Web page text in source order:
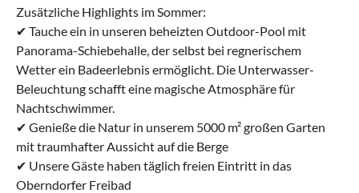
Zusätzliche Highlights im Sommer:
✔ Tauche ein in unseren beheizten Outdoor-Pool mit
Panorama-Schiebehalle, der selbst bei regnerischem
Wetter ein Badeerlebnis ermöglicht. Die Unterwasser-
Beleuchtung schafft eine magische Atmosphäre für
Nachtschwimmer.
✔ Genieße die Natur in unserem 5000 m² großen Garten
mit traumhafter Aussicht auf die Berge
✔ Unsere Gäste haben täglich freien Eintritt in das
Oberndorfer Freibad